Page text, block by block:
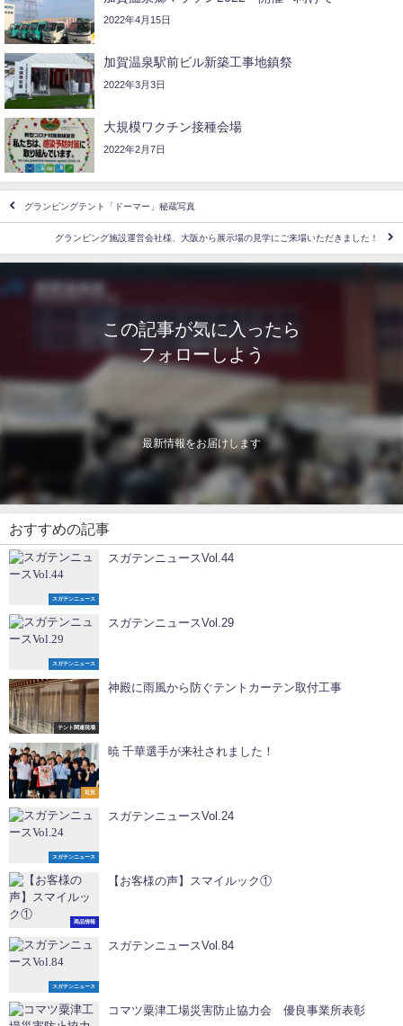
2022年4月15日
加賀温泉駅前ビル新築工事地鎮祭
2022年3月3日
大規模ワクチン接種会場
2022年2月7日
グランピングテント「ドーマー」秘蔵写真
グランピング施設運営会社様、大阪から展示場の見学にご来場いただきました！
この記事が気に入ったら
フォローしよう
最新情報をお届けします
おすすめの記事
スガテンニュース
スガテンニュースVol.44
スガテンニュース
スガテンニュースVol.29
テント関連現場
神殿に雨風から防ぐテントカーテン取付工事
近況
暁 千華選手が来社されました！
スガテンニュース
スガテンニュースVol.24
商品情報
【お客様の声】スマイルック①
スガテンニュース
スガテンニュースVol.84
コマツ粟津工場災害防止協力会 優良事業所表彰